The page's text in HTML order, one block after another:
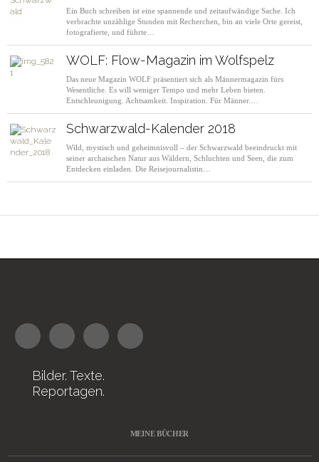
Ein Buch schreiben ist eine spannende und zeitaufwändige Sache. Ich
verbrachte unzählige Stunden mit Recherchen, bin an viele Orte gereist,
fotografierte, und führte…
WOLF: Flow-Magazin im Wolfspelz
Das neue Magazin WOLF präsentiert sich als Männermagazin fürs
Wesentliche. Es will weniger Tempo und mehr Leben bieten.
Entschleunigung. Achtsamkeit. Inspiration. Für Männer.…
Schwarzwald-Kalender 2018
Wild, mystisch und geheimnisvoll – der Schwarzwald beeindruckt mit
seiner archaischen Natur aus Wäldern, Schluchten und Seen, die zum
Entdecken einladen. Die Reisejournalistin…
Bilder. Texte.
Reportagen.
MEINE BÜCHER